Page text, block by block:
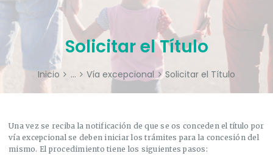
Solicitar el Título
Inicio ... Vía excepcional Solicitar el Título
AGENDA
SOCIOS
CONTACTO
Una vez se reciba la notificación de que se os conceden el título por
vía excepcional se deben iniciar los trámites para la concesión del
mismo. El procedimiento tiene los siguientes pasos: